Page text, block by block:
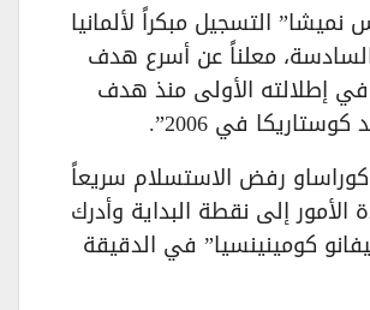
التسجيل مبكراً لألمانيا
معلناً عن أسرع هدف
إطلالته الأولى منذ هدف
في 2006”.
رفض الاستسلام سريعاً
إلى نقطة البداية وأدرك
كومينينسيا” في الدقيقة